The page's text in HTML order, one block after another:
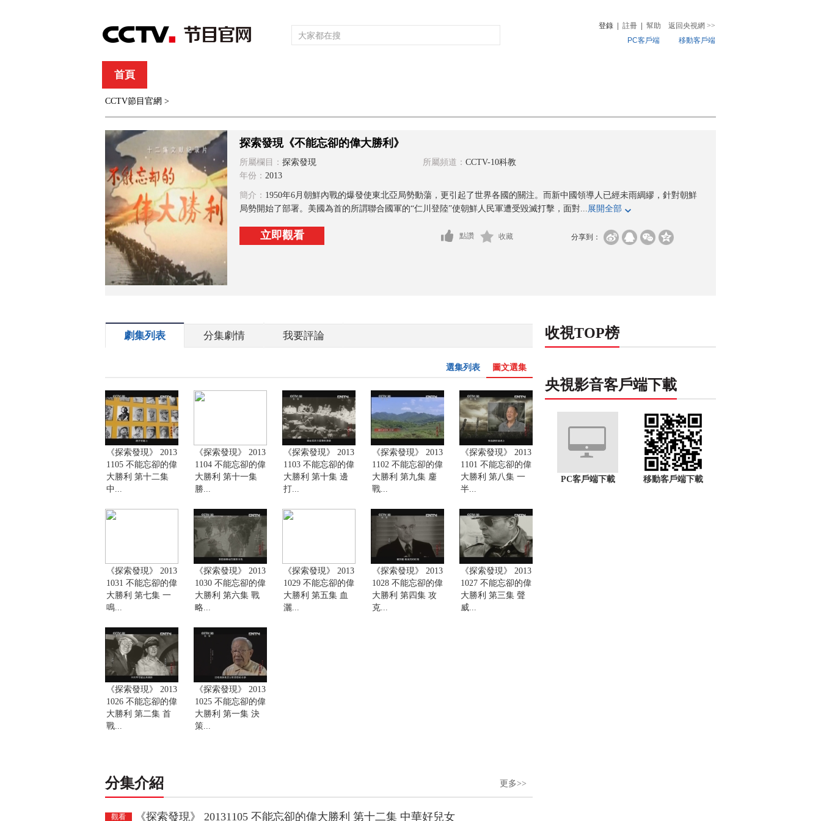
登錄 註冊 幫助 返回央視網 >>
PC客戶端
移動客戶端
首頁
綜合 新聞 財經
CCTV節目官網 >
探索發現《不能忘卻的偉大勝利》
所屬欄目： 探索發現 所屬頻道： CCTV-10科教
年份： 2013
簡介： 1950年6月朝鮮內戰的爆發使東北亞局勢動蕩，更引起了世界各國的關注。而新中國領導人已經未雨綢繆，針對朝鮮
局勢開始了部署。美國為首的所謂聯合國軍的“仁川登陸”使朝鮮人民軍遭受毀滅打擊，面對...展開全部
立即觀看 分享到：
點讚 收藏
劇集列表 分集劇情 我要評論
圖文選集
選集列表
《探索發現》 2013
1105 不能忘卻的偉
大勝利 第十二集
中...
《探索發現》 2013
1104 不能忘卻的偉
大勝利 第十一集
勝...
《探索發現》 2013
1103 不能忘卻的偉
大勝利 第十集 邊
打...
《探索發現》 2013
1102 不能忘卻的偉
大勝利 第九集 鏖
戰...
《探索發現》 2013
1101 不能忘卻的偉
大勝利 第八集 一
半...
《探索發現》 2013
1031 不能忘卻的偉
大勝利 第七集 一
鳴...
《探索發現》 2013
1030 不能忘卻的偉
大勝利 第六集 戰
略...
《探索發現》 2013
1029 不能忘卻的偉
大勝利 第五集 血
灑...
《探索發現》 2013
1028 不能忘卻的偉
大勝利 第四集 攻
克...
《探索發現》 2013
1027 不能忘卻的偉
大勝利 第三集 聲
威...
《探索發現》 2013
1026 不能忘卻的偉
大勝利 第二集 首
戰...
《探索發現》 2013
1025 不能忘卻的偉
大勝利 第一集 決
策...
分集介紹 更多>>
觀看 《探索發現》 20131105 不能忘卻的偉大勝利 第十二集 中華好兒女
收視TOP榜
央視影音客戶端下載
PC客戶端下載 移動客戶端下載